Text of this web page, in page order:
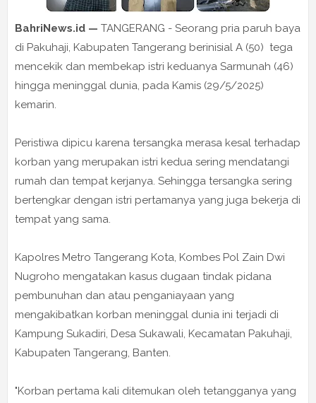
BahriNews.id — TANGERANG - Seorang pria paruh baya
di Pakuhaji, Kabupaten Tangerang berinisial A (50) tega
mencekik dan membekap istri keduanya Sarmunah (46)
hingga meninggal dunia, pada Kamis (29/5/2025)
kemarin.
Peristiwa dipicu karena tersangka merasa kesal terhadap
korban yang merupakan istri kedua sering mendatangi
rumah dan tempat kerjanya. Sehingga tersangka sering
bertengkar dengan istri pertamanya yang juga bekerja di
tempat yang sama.
Kapolres Metro Tangerang Kota, Kombes Pol Zain Dwi
Nugroho mengatakan kasus dugaan tindak pidana
pembunuhan dan atau penganiayaan yang
mengakibatkan korban meninggal dunia ini terjadi di
Kampung Sukadiri, Desa Sukawali, Kecamatan Pakuhaji,
Kabupaten Tangerang, Banten.
"Korban pertama kali ditemukan oleh tetangganya yang